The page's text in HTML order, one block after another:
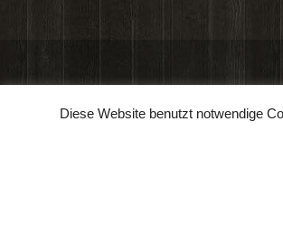
Diese Website benutzt notwendige